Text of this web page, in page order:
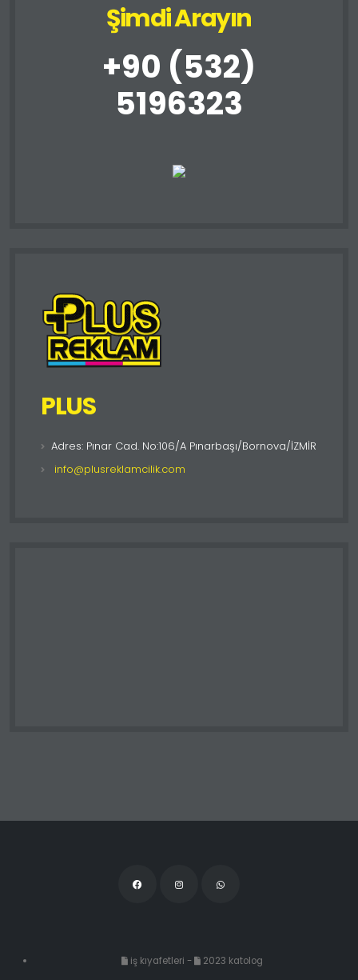
PLUS
Adres: Pınar Cad. No:106/A Pınarbaşı/Bornova/İZMİR
info@plusreklamcilik.com
Şimdi Arayın
+90 (532)
5196323
iş kıyafetleri - 2023 katolog